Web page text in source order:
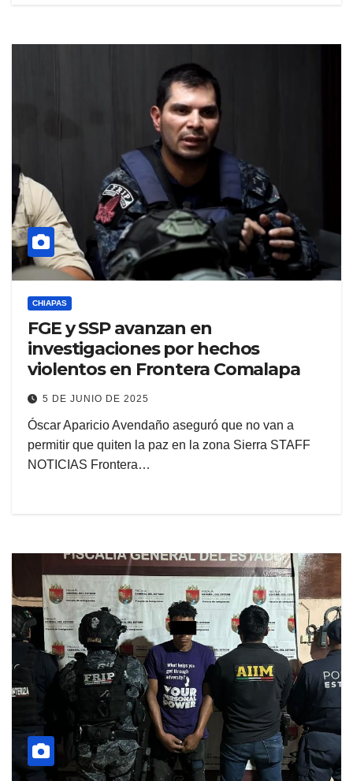
CHIAPAS
FGE y SSP avanzan en
investigaciones por hechos
violentos en Frontera Comalapa
5 DE JUNIO DE 2025
Óscar Aparicio Avendaño aseguró que no van a
permitir que quiten la paz en la zona Sierra STAFF
NOTICIAS Frontera…